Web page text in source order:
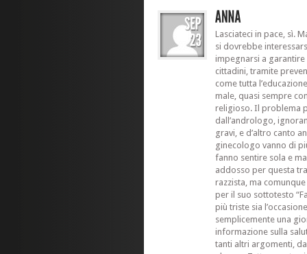
Lasciateci in pace, sì.
si dovrebbe
impegnarsi a garantire
cittadini, tramite
come tutta
male, quasi sempre
religioso. Il problema
dall’andrologo,
gravi, e d’altro canto
ginecologo vanno di
fanno sentire sola e
addosso per questa
razzista, ma
per il suo sottotesto
più triste sia
semplicemente una
informazione sulla
tanti altri argomenti,